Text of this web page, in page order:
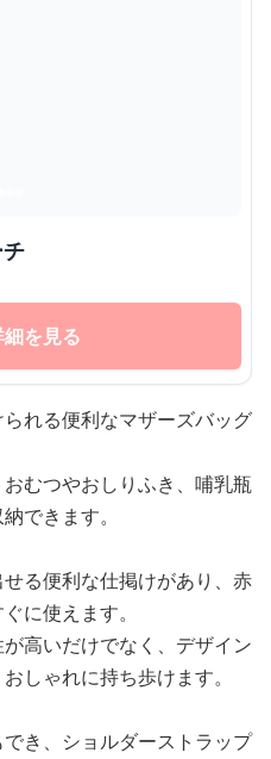
を見る
れる便利なマザーズバッグ
むつやおしりふき、哺乳瓶
できます。
る便利な仕掲けがあり、赤
に使えます。
高いだけでなく、デザイン
しゃれに持ち歩けます。
き、ショルダーストラップ